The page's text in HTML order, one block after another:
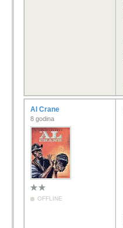
Al Crane
8 godina
OFFLINE